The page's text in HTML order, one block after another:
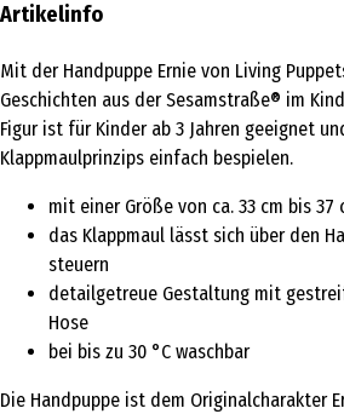
Artikelinfo
Mit der Handpuppe Ernie von Living
Geschichten aus der Sesamstraße® im
Figur ist für Kinder ab 3 Jahren geeignet
Klappmaulprinzips einfach bespielen.
mit einer Größe von ca. 33 cm bis 37
das Klappmaul lässt sich über den
steuern
detailgetreue Gestaltung mit
Hose
bei bis zu 30 °C waschbar
Die Handpuppe ist dem Originalcharakter